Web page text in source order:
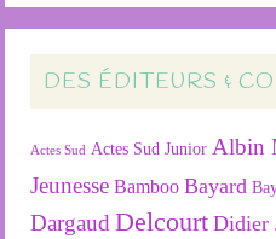
DES ÉDITEURS &
Actes Sud Actes Sud Junior Albin
Jeunesse Bamboo Bayard
Dargaud Delcourt Didier